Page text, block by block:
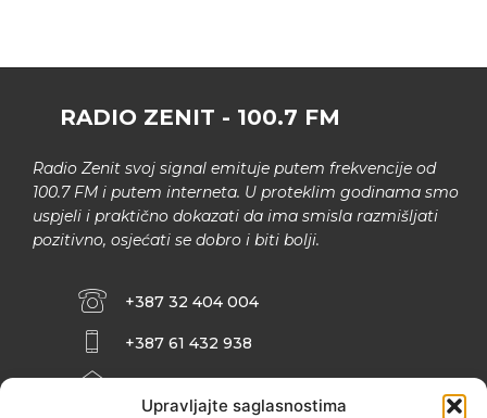
Upravljajte saglasnostima
RADIO ZENIT - 100.7 FM
Radio Zenit svoj signal emituje putem frekvencije od
100.7 FM i putem interneta. U proteklim godinama smo
uspjeli i praktično dokazati da ima smisla razmišljati
pozitivno, osjećati se dobro i biti bolji.
+387 32 404 004
+387 61 432 938
INFO@ZENIT.BA